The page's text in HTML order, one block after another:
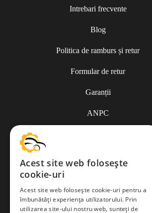
Intrebari frecvente
Blog
Politica de ramburs și retur
Formular de retur
Garanții
ANPC
Termeni și condiții
Politica de confidențialitate
Acest site web folosește
cookie-uri
Acest site web folosește cookie-uri pentru a
îmbunătăți experiența utilizatorului. Prin
utilizarea site-ului nostru web, sunteți de